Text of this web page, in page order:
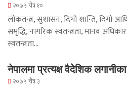
२०७५ चैत्र १०
लोकतन्त्र, सुशासन, दिगो शान्ति, दिगो
समृद्धि, नागरिक स्वतन्त्रता, मानव
स्वतन्त्रता…
नेपालमा प्रत्यक्ष वैदेशिक
२०७५ चैत्र ३